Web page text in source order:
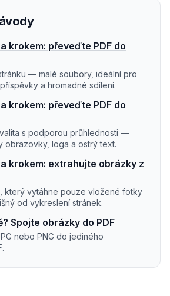
krokem: převeďte PDF do
— malé soubory, ideální pro
a hromadné sdílení.
krokem: převeďte PDF do
s podporou průhlednosti —
obrazovky, loga a ostrý text.
krokem: extrahujte obrázky z
který vytáhne pouze vložené fotky
od vykreslení stránek.
Spojte obrázky do PDF
nebo PNG do jediného